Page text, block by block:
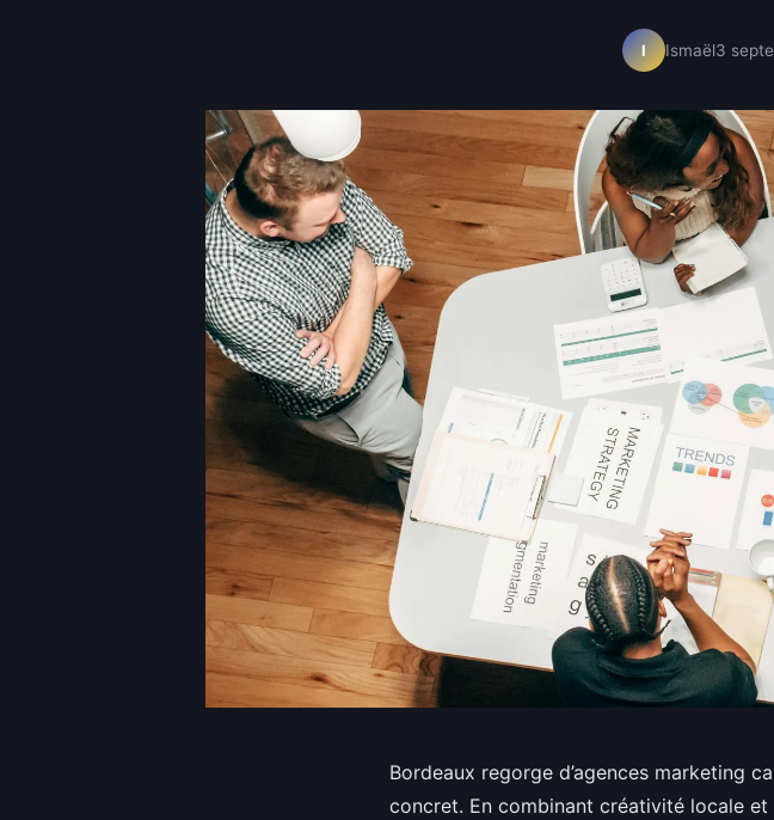
I Ismaël3
Bordeaux regorge d’agences marketing
concret. En combinant créativité locale